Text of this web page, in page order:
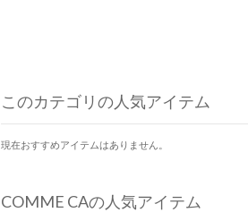
このカテゴリの人気アイテム
現在おすすめアイテムはありません。
COMME CAの人気アイテム